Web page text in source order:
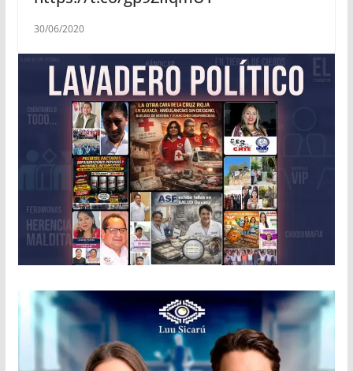
30/06/2020